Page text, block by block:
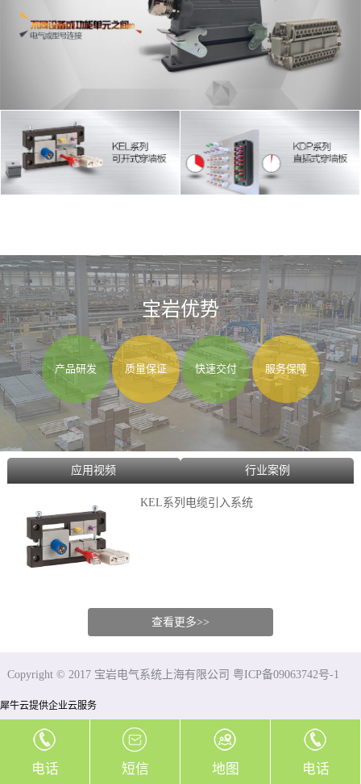
宝岩优势
产品研发 质量保证 快速交付 服务保障
应用视频 行业案例
KEL系列电缆引入系统
查看更多>>
Copyright © 2017 宝岩电气系统上海有限公司 粤ICP备09063742号-1
犀牛云提供企业云服务
电话 短信 地图 电话